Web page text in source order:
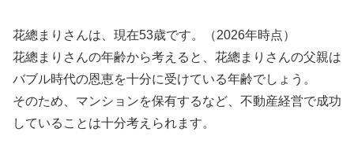
花總まりさんは、現在53歳です。（2026年時点）
花總まりさんの年齢から考えると、花總まりさんの父親は
バブル時代の恩恵を十分に受けている年齢でしょう。
そのため、マンションを保有するなど、不動産経営で成功
していることは十分考えられます。